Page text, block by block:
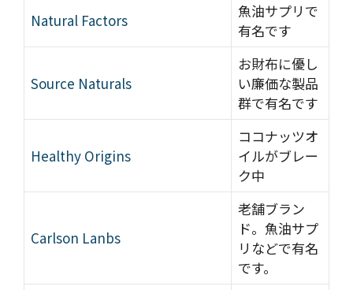
Natural Factors
魚油サプリで
有名です
Source Naturals
お財布に優し
い廉価な製品
群で有名です
Healthy Origins
ココナッツオ
イルがブレー
ク中
Carlson Lanbs
老舗ブラン
ド。魚油サプ
リなどで有名
です。